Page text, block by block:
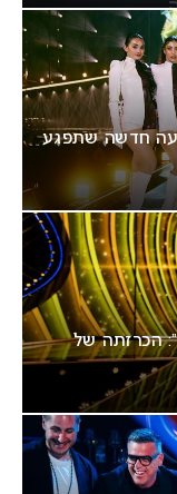
הצבעה חדשה שתפגע
הכרזתה של